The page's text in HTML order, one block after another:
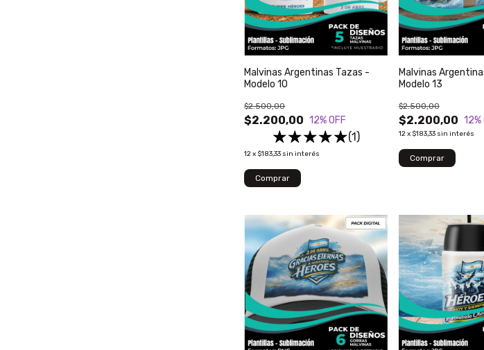
Malvinas Argentinas Tazas -
Modelo 10
$2.200,00
$2.500,00
12% OFF
(1)
12x $183,33 sin interés
Malvinas
Modelo 13
$2.200,00
$2.500,00
12%
12x $183,33 sin interés